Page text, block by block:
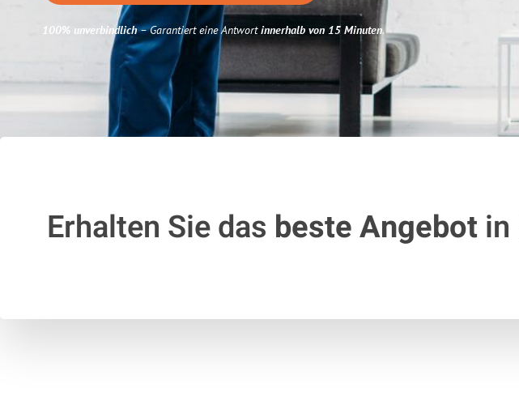
100% unverbindlich– Garantiert eine Antwortinnerhalb von 15 Minuten.
Erhalten Sie das beste Angebot